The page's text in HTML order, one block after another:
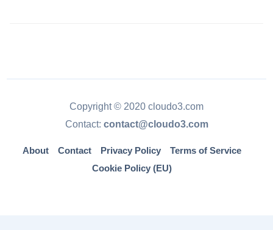
Copyright © 2020 cloudo3.com
Contact: contact@cloudo3.com
About Contact Privacy Policy
Terms of Service
Cookie Policy (EU)